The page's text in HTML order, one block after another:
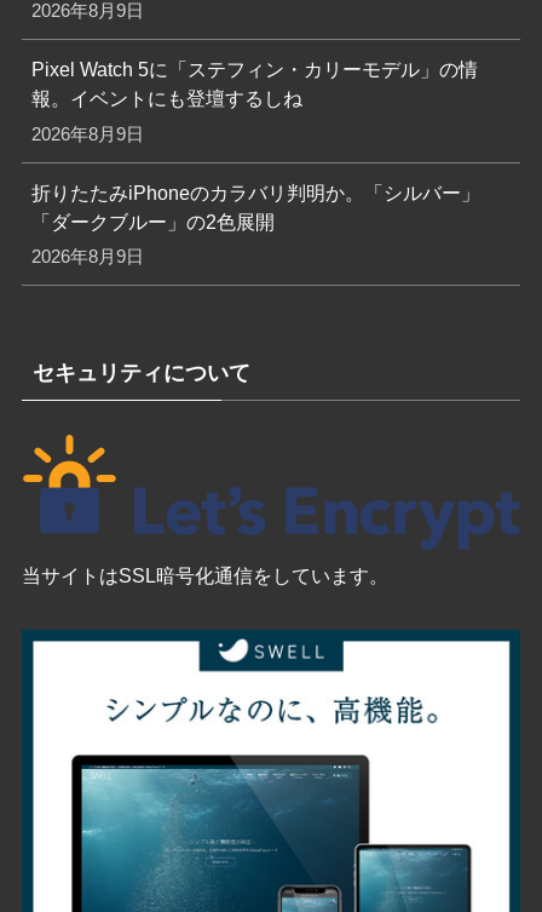
2026年8月9日
Pixel Watch 5に「ステフィン・カリーモデル」の情
報。イベントにも登壇するしね
2026年8月9日
折りたたみiPhoneのカラバリ判明か。「シルバー」
「ダークブルー」の2色展開
2026年8月9日
セキュリティについて
当サイトはSSL暗号化通信をしています。